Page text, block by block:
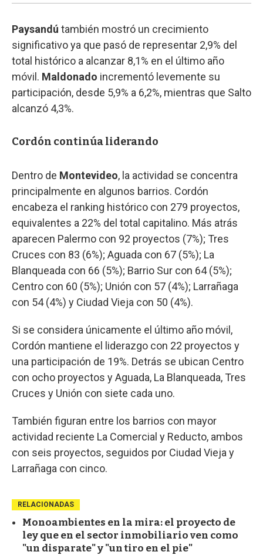
Paysandú también mostró un crecimiento
significativo ya que pasó de representar 2,9% del
total histórico a alcanzar 8,1% en el último año
móvil. Maldonado incrementó levemente su
participación, desde 5,9% a 6,2%, mientras que Salto
alcanzó 4,3%.
Cordón continúa liderando
Dentro de Montevideo, la actividad se concentra
principalmente en algunos barrios. Cordón
encabeza el ranking histórico con 279 proyectos,
equivalentes a 22% del total capitalino. Más atrás
aparecen Palermo con 92 proyectos (7%); Tres
Cruces con 83 (6%); Aguada con 67 (5%); La
Blanqueada con 66 (5%); Barrio Sur con 64 (5%);
Centro con 60 (5%); Unión con 57 (4%); Larrañaga
con 54 (4%) y Ciudad Vieja con 50 (4%).
Si se considera únicamente el último año móvil,
Cordón mantiene el liderazgo con 22 proyectos y
una participación de 19%. Detrás se ubican Centro
con ocho proyectos y Aguada, La Blanqueada, Tres
Cruces y Unión con siete cada uno.
También figuran entre los barrios con mayor
actividad reciente La Comercial y Reducto, ambos
con seis proyectos, seguidos por Ciudad Vieja y
Larrañaga con cinco.
RELACIONADAS
Monoambientes en la mira: el proyecto de
ley que en el sector inmobiliario ven como
"un disparate" y "un tiro en el pie"